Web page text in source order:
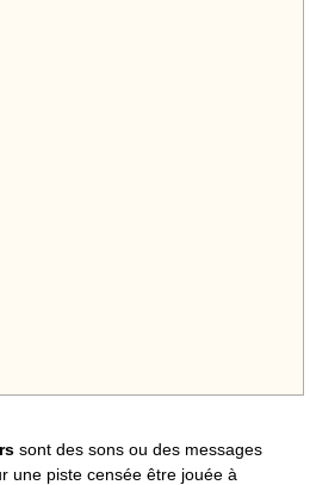
sont des sons ou des messages
une piste censée être jouée à